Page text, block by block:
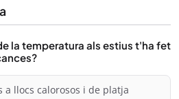
la temperatura als estius t'ha fet
a llocs calorosos i de platja